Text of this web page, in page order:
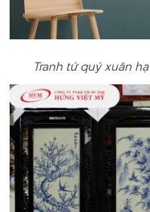
Tranh tứ quý xuân